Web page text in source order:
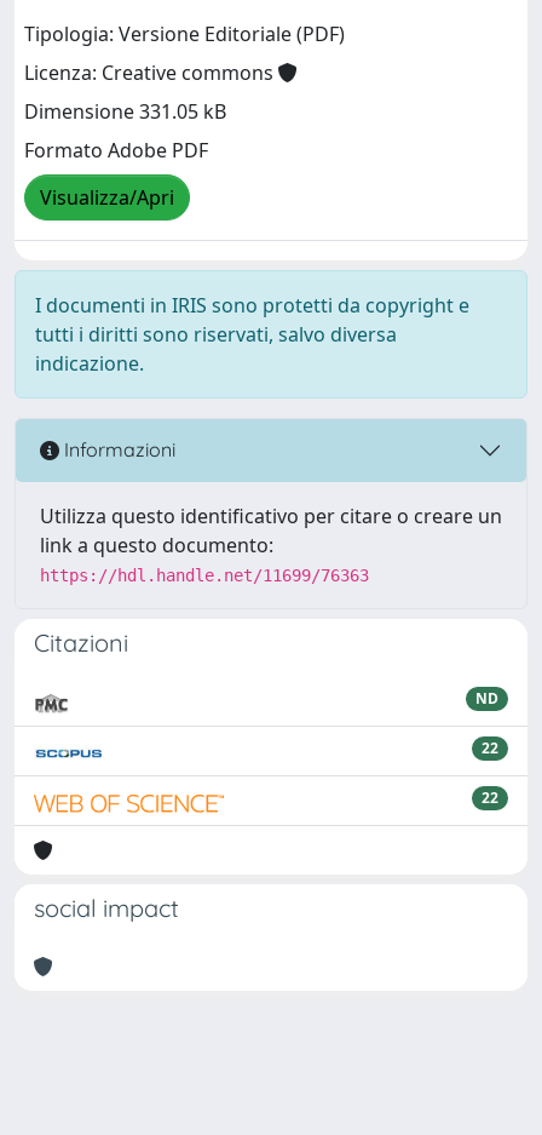
Tipologia: Versione Editoriale (PDF)
Licenza: Creative commons
Dimensione 331.05 kB
Formato Adobe PDF
Visualizza/Apri
I documenti in IRIS sono protetti da copyright e
tutti i diritti sono riservati, salvo diversa
indicazione.
Informazioni
Utilizza questo identificativo per citare o creare un
link a questo documento:
https://hdl.handle.net/11699/76363
Citazioni
ND
22
22
social impact